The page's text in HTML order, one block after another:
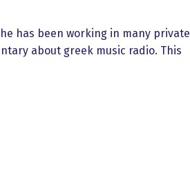
has been working in many private
about greek music radio. This